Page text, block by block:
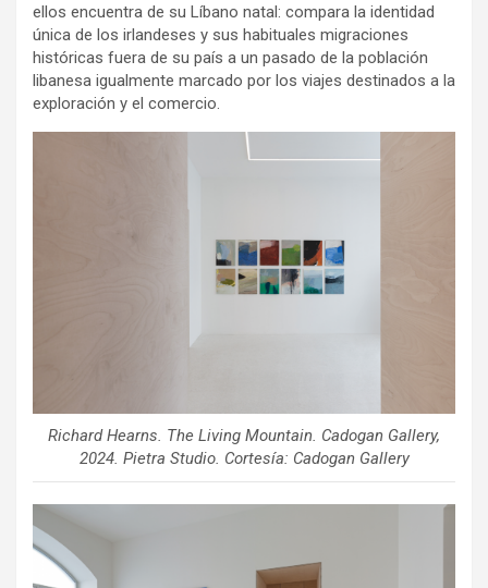
ellos encuentra de su Líbano natal: compara la identidad
única de los irlandeses y sus habituales migraciones
históricas fuera de su país a un pasado de la población
libanesa igualmente marcado por los viajes destinados a la
exploración y el comercio.
Richard Hearns. The Living Mountain. Cadogan Gallery,
2024. Pietra Studio. Cortesía: Cadogan Gallery